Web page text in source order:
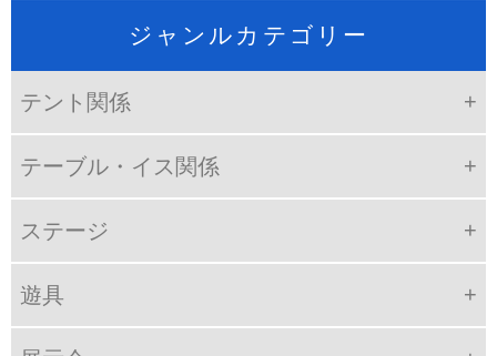
ジャンルカテゴリー
テント関係
テーブル・イス関係
ステージ
遊具